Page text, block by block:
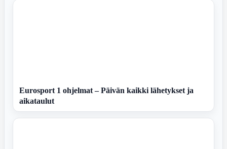
Eurosport 1 ohjelmat – Päivän kaikki lähetykset ja
aikataulut